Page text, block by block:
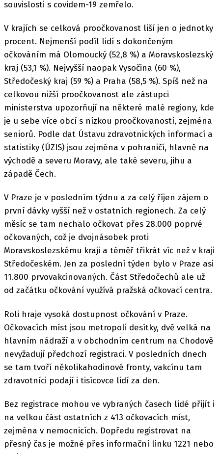
souvislosti s covidem-19 zemřelo.
V krajích se celková proočkovanost liší jen o jednotky
procent. Nejmenší podíl lidí s dokončeným
očkováním má Olomoucký (52,8 %) a Moravskoslezský
kraj (53,1 %). Nejvyšší naopak Vysočina (60 %),
Středočeský kraj (59 %) a Praha (58,5 %). Spíš než na
celkovou nižší proočkovanost ale zástupci
ministerstva upozorňují na některé malé regiony, kde
je u sebe více obcí s nízkou proočkovaností, zejména
seniorů. Podle dat Ústavu zdravotnických informací a
statistiky (ÚZIS) jsou zejména v pohraničí, hlavně na
východě a severu Moravy, ale také severu, jihu a
západě Čech.
V Praze je v posledním týdnu a za celý říjen zájem o
první dávky vyšší než v ostatních regionech. Za celý
měsíc se tam nechalo očkovat přes 28.000 poprvé
očkovaných, což je dvojnásobek proti
Moravskoslezskému kraji a téměř třikrát víc než v kraji
Středočeském. Jen za poslední týden bylo v Praze asi
11.800 prvovakcinovaných. Část Středočechů ale už
od začátku očkování využívá pražská očkovací centra.
Roli hraje vysoká dostupnost očkování v Praze.
Očkovacích míst jsou metropoli desítky, dvě velká na
hlavním nádraží a v obchodním centrum na Chodově
nevyžadují předchozí registraci. V posledních dnech
se tam tvoří několikahodinové fronty, vakcínu tam
zdravotníci podají i tisícovce lidí za den.
Bez registrace mohou ve vybraných časech lidé přijít i
na velkou část ostatních z 413 očkovacích míst,
zejména v nemocnicích. Dopředu registrovat na
přesný čas je možné přes informační linku 1221 nebo